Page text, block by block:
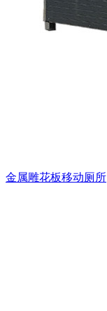
金属雕花板移动厕所